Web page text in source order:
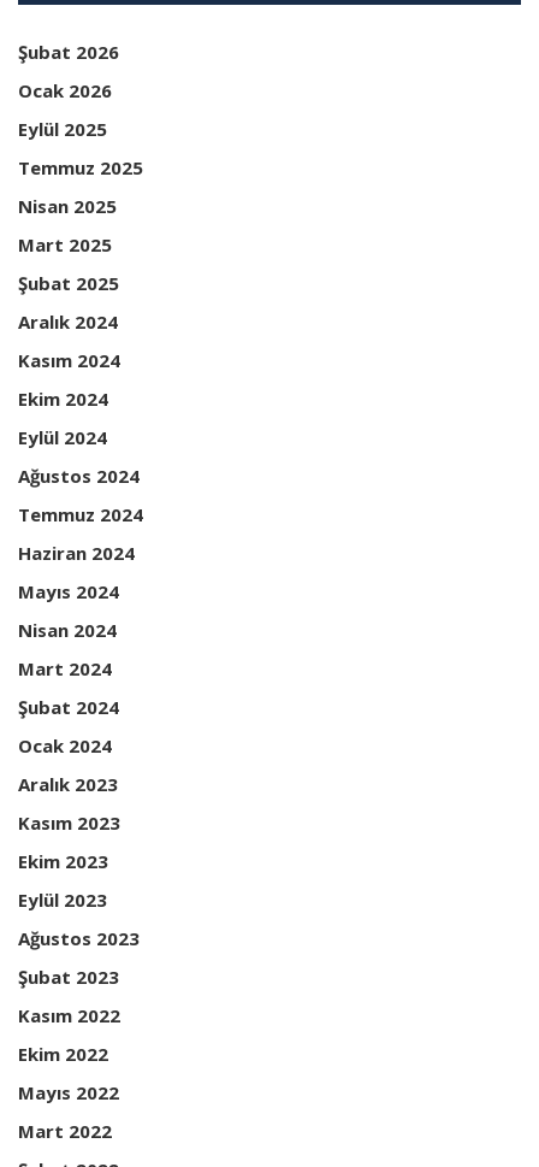
Şubat 2026
Ocak 2026
Eylül 2025
Temmuz 2025
Nisan 2025
Mart 2025
Şubat 2025
Aralık 2024
Kasım 2024
Ekim 2024
Eylül 2024
Ağustos 2024
Temmuz 2024
Haziran 2024
Mayıs 2024
Nisan 2024
Mart 2024
Şubat 2024
Ocak 2024
Aralık 2023
Kasım 2023
Ekim 2023
Eylül 2023
Ağustos 2023
Şubat 2023
Kasım 2022
Ekim 2022
Mayıs 2022
Mart 2022